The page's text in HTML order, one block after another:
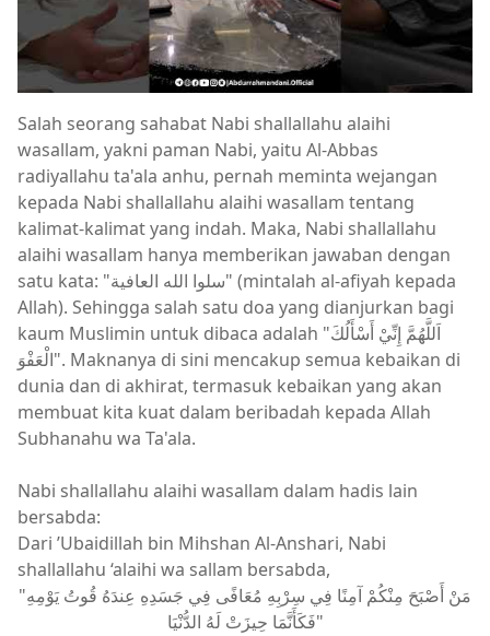
Salah seorang sahabat Nabi shallallahu alaihi
wasallam, yakni paman Nabi, yaitu Al-Abbas
radiyallahu ta'ala anhu, pernah meminta wejangan
kepada Nabi shallallahu alaihi wasallam tentang
kalimat-kalimat yang indah. Maka, Nabi shallallahu
alaihi wasallam hanya memberikan jawaban dengan
satu kata: "‏سلوا الله العافية‏" (mintalah al-afiyah kepada
Allah). Sehingga salah satu doa yang dianjurkan bagi
kaum Muslimin untuk dibaca adalah "اَللَّهُمَّ إِنِّيْ أَسْأَلُكَ
الْعَفْوَ". Maknanya di sini mencakup semua kebaikan di
dunia dan di akhirat, termasuk kebaikan yang akan
membuat kita kuat dalam beribadah kepada Allah
Subhanahu wa Ta'ala.
Nabi shallallahu alaihi wasallam dalam hadis lain
bersabda:
Dari ’Ubaidillah bin Mihshan Al-Anshari, Nabi
shallallahu ‘alaihi wa sallam bersabda,
"مَنْ أَصْبَحَ مِنْكُمْ آمِنًا فِي سِرْبِهِ مُعَافًى فِي جَسَدِهِ عِندَهُ قُوتُ يَوْمِهِ
فَكَأَنَّمَا حِيزَتْ لَهُ الدُّنْيَا"